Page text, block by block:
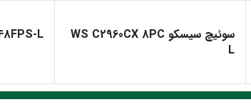
سوئیچ سیسکو WS C2960CX 8PC
L
L